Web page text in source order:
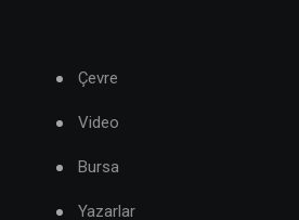
Çevre
Video
Bursa
Yazarlar